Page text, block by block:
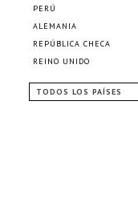
PERÚ
ALEMANIA
REPÚBLICA CHECA
REINO UNIDO
TODOS LOS PAÍSES